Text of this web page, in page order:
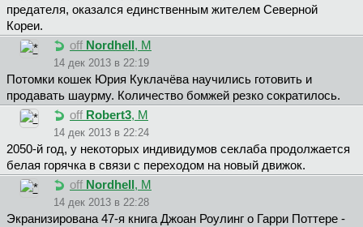
предателя, оказался единственным жителем Северной
Кореи.
off Nordhell , М
14 дек 2013 в 22:19
Потомки кошек Юрия Куклачёва научились готовить и
продавать шаурму. Количество бомжей резко сократилось.
off Robert3, М
14 дек 2013 в 22:24
2050-й год, у некоторых индивидумов секлаба продолжается
белая горячка в связи с переходом на новый движок.
off Nordhell , М
14 дек 2013 в 22:28
Экранизирована 47-я книга Джоан Роулинг о Гарри Поттере -